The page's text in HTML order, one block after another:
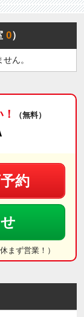
0）
ん。
（無料）
約
まず営業！）